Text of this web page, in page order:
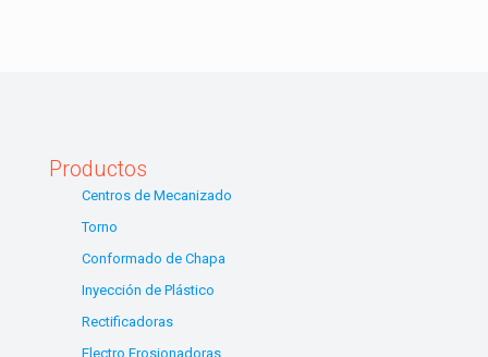
Productos
Centros de Mecanizado
Torno
Conformado de Chapa
Inyección de Plástico
Rectificadoras
Electro Erosionadoras